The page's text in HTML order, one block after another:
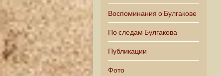
Воспоминания о Булгакове
По следам Булгакова
Публикации
Фото